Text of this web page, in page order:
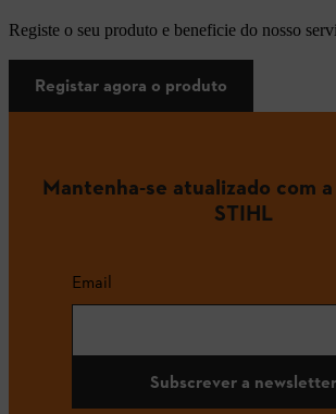
Registe o seu produto e beneficie do nosso
Registar agora o produto
Mantenha-se atualizado com
STIHL
Email
Subscrever a newsletter